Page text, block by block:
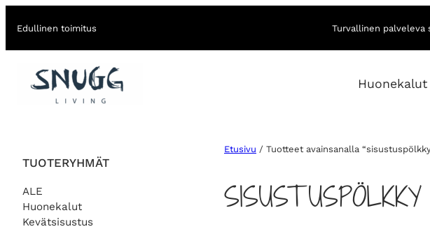
Edullinen toimitus Turvallinen palveleva
Huonekalut
TUOTERYHMÄT
ALE
Huonekalut
Kevätsisustus
Etusivu / Tuotteet avainsanalla
SISUSTUSPÖLKKY